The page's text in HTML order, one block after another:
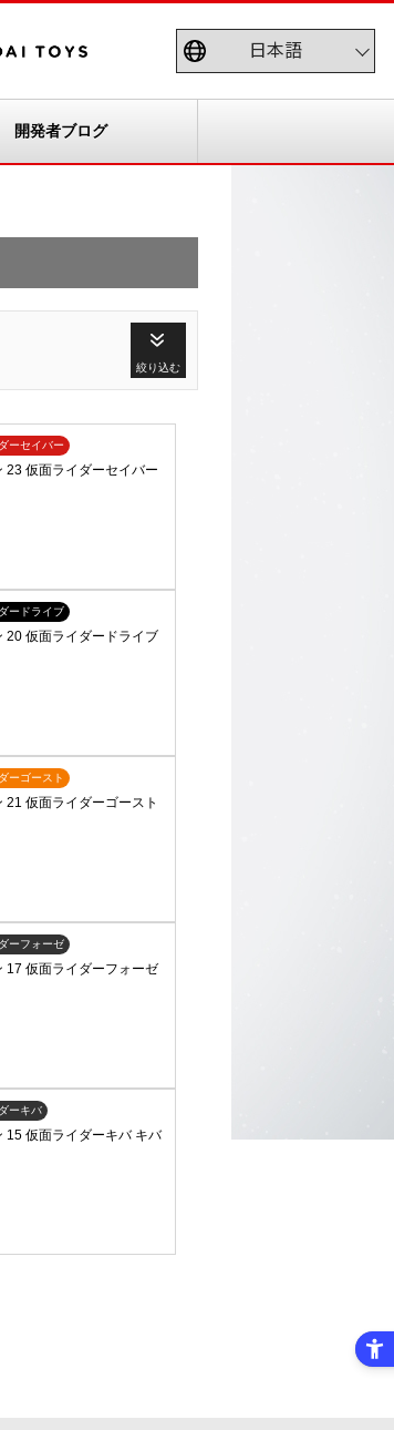
開発者ブログ
絞り込む
ーセイバー
23 仮面ライダーセイバー
ードライブ
20 仮面ライダードライブ
ーゴースト
仮面ライダーゴースト
ーフォーゼ
17 仮面ライダーフォーゼ
ーキバ
15 仮面ライダーキバ キバ